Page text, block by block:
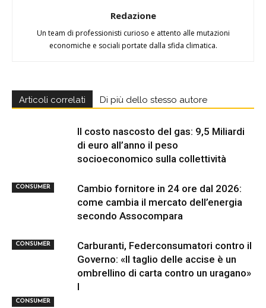
Redazione
Un team di professionisti curioso e attento alle mutazioni
economiche e sociali portate dalla sfida climatica.
Articoli correlati Di più dello stesso autore
CONSUMER
Il costo nascosto del gas: 9,5 Miliardi
di euro all’anno il peso
socioeconomico sulla collettività
CONSUMER
Cambio fornitore in 24 ore dal 2026:
come cambia il mercato dell’energia
secondo Assocompara
CONSUMER
Carburanti, Federconsumatori contro il
Governo: «Il taglio delle accise è un
ombrellino di carta contro un uragano»
I